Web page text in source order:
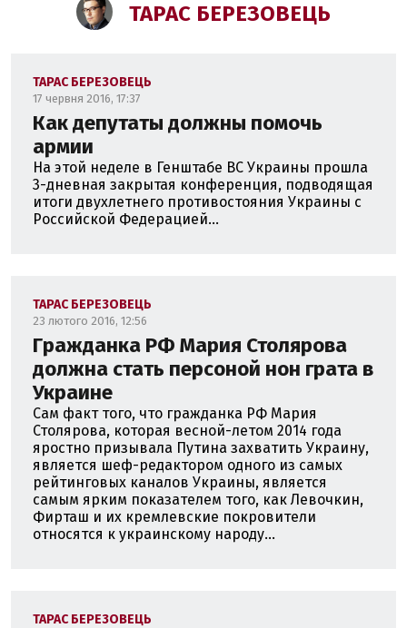
ТАРАС БЕРЕЗОВЕЦЬ
ТАРАС БЕРЕЗОВЕЦЬ
17 червня 2016, 17:37
Как депутаты должны помочь
армии
На этой неделе в Генштабе ВС Украины прошла
3-дневная закрытая конференция, подводящая
итоги двухлетнего противостояния Украины с
Российской Федерацией...
ТАРАС БЕРЕЗОВЕЦЬ
23 лютого 2016, 12:56
Гражданка РФ Мария Столярова
должна стать персоной нон грата в
Украине
Сам факт того, что гражданка РФ Мария
Столярова, которая весной-летом 2014 года
яростно призывала Путина захватить Украину,
является шеф-редактором одного из самых
рейтинговых каналов Украины, является
самым ярким показателем того, как Левочкин,
Фирташ и их кремлевские покровители
относятся к украинскому народу...
ТАРАС БЕРЕЗОВЕЦЬ